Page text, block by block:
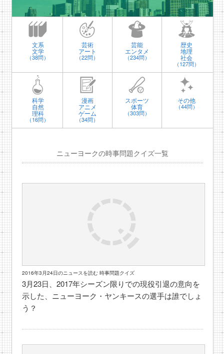
文系
文学
（38問）
芸術
アート
（22問）
芸能
エンタメ
（234問）
歴史
地理
社会
（127問）
科学
自然
理科
（16問）
漫画
アニメ
ゲーム
（34問）
スポーツ
体育
（303問）
その他
（44問）
ニューヨークの時事問題クイズ一覧
2016年3月24日のニュースを読む 時事問題クイズ
3月23日、2017年シーズン限りでの現役引退の意向を
示した、ニューヨーク・ヤンキースの選手は誰でしょ
う？